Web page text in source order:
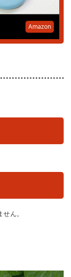
Amazon
ん。